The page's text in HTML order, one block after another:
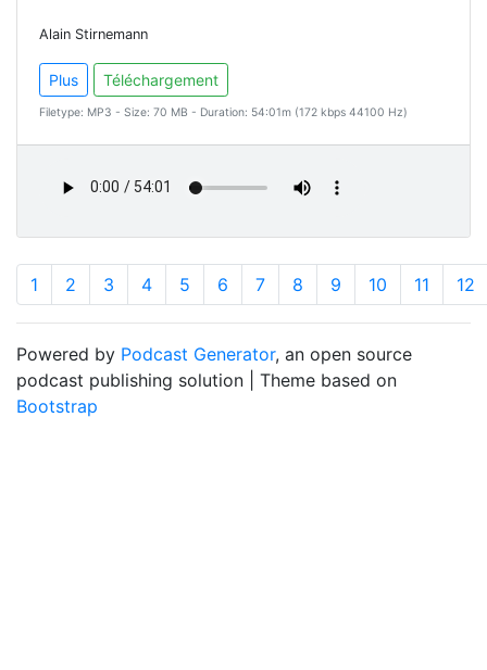
Alain Stirnemann
Plus Téléchargement
Filetype: MP3 - Size: 70 MB - Duration: 54:01m (172 kbps 44100 Hz)
1 2 3 4 5 6 7 8 9 10 11 12
Powered by Podcast Generator, an open source
podcast publishing solution | Theme based on
Bootstrap